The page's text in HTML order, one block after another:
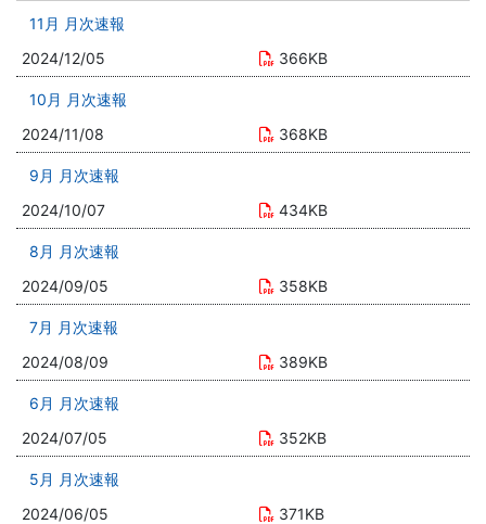
11月 月次速報
2024/12/05
366KB
10月 月次速報
2024/11/08
368KB
9月 月次速報
2024/10/07
434KB
8月 月次速報
2024/09/05
358KB
7月 月次速報
2024/08/09
389KB
6月 月次速報
2024/07/05
352KB
5月 月次速報
2024/06/05
371KB